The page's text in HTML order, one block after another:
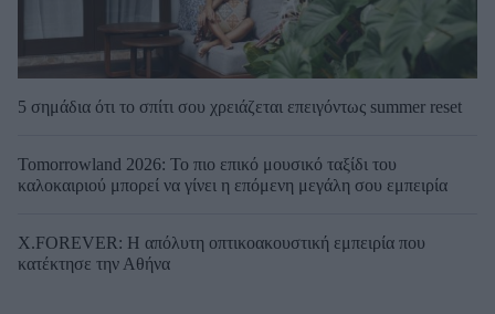
5 σημάδια ότι το σπίτι σου χρειάζεται επειγόντως summer reset
Tomorrowland 2026: Το πιο επικό μουσικό ταξίδι του
καλοκαιριού μπορεί να γίνει η επόμενη μεγάλη σου εμπειρία
X.FOREVER: Η απόλυτη οπτικοακουστική εμπειρία που
κατέκτησε την Αθήνα